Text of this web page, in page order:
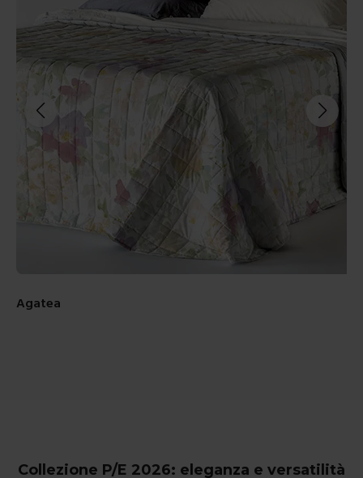
Agatea
Collezione P/E 2026: eleganza e versatilità